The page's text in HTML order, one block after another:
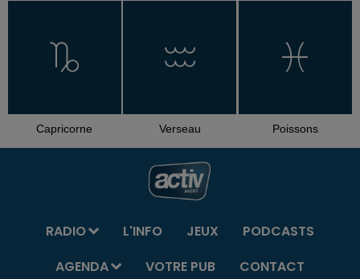
Capricorne Verseau Poissons
RADIO L'INFO JEUX
PODCASTS
AGENDA
VOTRE PUB CONTACT